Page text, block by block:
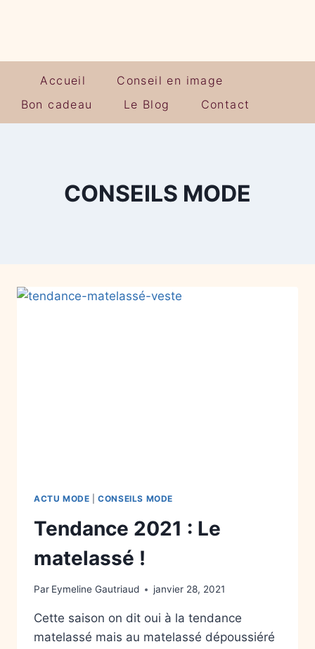
Accueil
Conseil en image
Bon cadeau
Le Blog Contact
CONSEILS MODE
ACTU MODE |CONSEILS MODE
Tendance 2021 : Le
matelassé !
Par Eymeline Gautriaud janvier 28, 2021
Cette saison on dit oui à la tendance
matelassé mais au matelassé dépoussiéré